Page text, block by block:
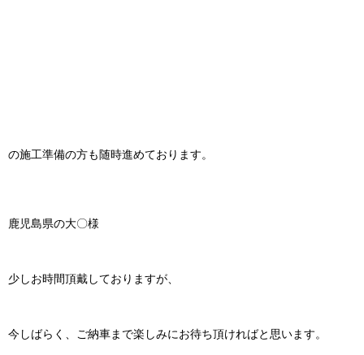
の施工準備の方も随時進めております。
鹿児島県の大〇様
少しお時間頂戴しておりますが、
今しばらく、ご納車まで楽しみにお待ち頂ければと思います。